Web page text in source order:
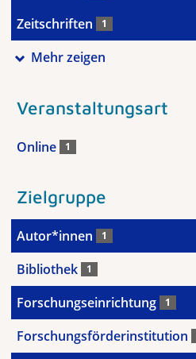
Zeitschriften 1
Mehr zeigen
Veranstaltungsart
Online 1
Zielgruppe
Autor*innen 1
Bibliothek 1
Forschungseinrichtung 1
Forschungsförderinstitution